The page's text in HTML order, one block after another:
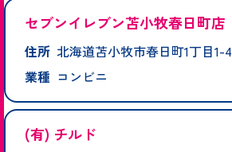
セブンイレブン苫小牧春日町店
住所 北海道苫小牧市春日町1丁目1-4
業種 コンビニ
(有) チルド